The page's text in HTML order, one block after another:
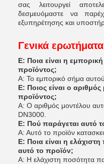
σας λειτουργεί
δεσμευόμαστε να
εξυπηρέτησης και
Γενικά
Ε: Ποια είναι η
προϊόντος;
Α: Το εμπορικό σήμα αυτού
Ε: Ποιος είναι ο
προϊόντος;
Α: Ο αριθμός μοντέλου
DN3000.
Ε: Πού παράγεται αυτό
Α: Αυτό το προϊόν
Ε: Ποια είναι η
αυτό το προϊόν;
Α: Η ελάχιστη ποσότητα